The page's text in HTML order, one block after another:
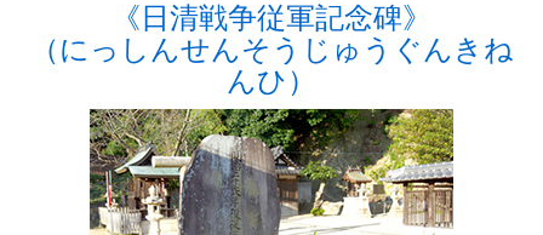
《日清戦争従軍記念碑》
（にっしんせんそうじゅうぐんきね
んひ）